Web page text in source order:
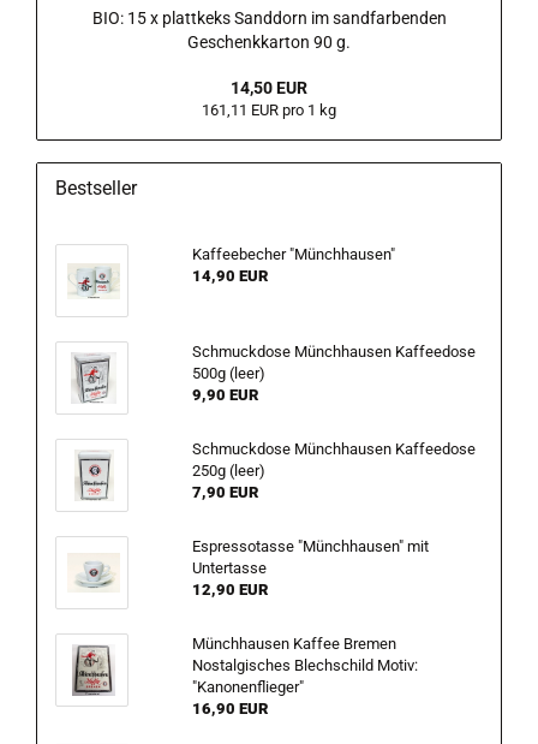
BIO: 15 x plattkeks Sanddorn im sandfarbenden
Geschenkkarton 90 g.
14,50 EUR
161,11 EUR pro 1 kg
Bestseller
Kaffeebecher "Münchhausen"
14,90 EUR
Schmuckdose Münchhausen Kaffeedose
500g (leer)
9,90 EUR
Schmuckdose Münchhausen Kaffeedose
250g (leer)
7,90 EUR
Espressotasse "Münchhausen" mit
Untertasse
12,90 EUR
Münchhausen Kaffee Bremen
Nostalgisches Blechschild Motiv:
"Kanonenflieger"
16,90 EUR